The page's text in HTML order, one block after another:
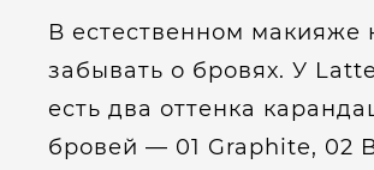
В естественном макияже
забывать о бровях. У
есть два оттенка
бровей — 01 Graphite, 02